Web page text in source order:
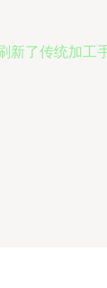
新了传统加工